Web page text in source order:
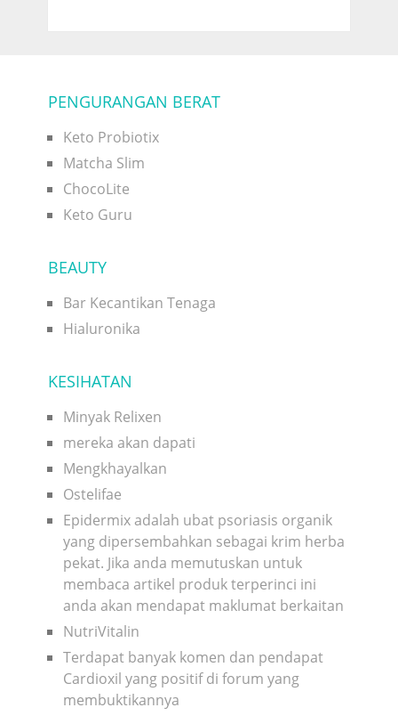
PENGURANGAN BERAT
Keto Probiotix
Matcha Slim
ChocoLite
Keto Guru
BEAUTY
Bar Kecantikan Tenaga
Hialuronika
KESIHATAN
Minyak Relixen
mereka akan dapati
Mengkhayalkan
Ostelifae
Epidermix adalah ubat psoriasis organik
yang dipersembahkan sebagai krim herba
pekat. Jika anda memutuskan untuk
membaca artikel produk terperinci ini
anda akan mendapat maklumat berkaitan
NutriVitalin
Terdapat banyak komen dan pendapat
Cardioxil yang positif di forum yang
membuktikannya